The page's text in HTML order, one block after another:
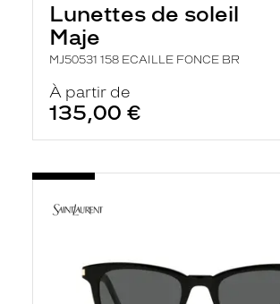
Lunettes de soleil
Maje
MJ50531 158 ECAILLE FONCE BR
À partir de
135,00 €